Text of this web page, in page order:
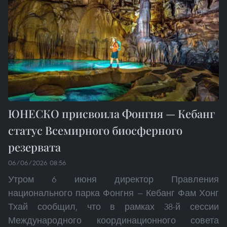
ЮНЕСКО присвоила Фонгня — Кебанг
статус Всемирного биосферного
резервата
06/06/2026 08:56
Утром 6 июня директор Правления
национального парка Фонгня — Кебанг Фам Хонг
Тхай сообщил, что в рамках 38-й сессии
Международного координационного совета